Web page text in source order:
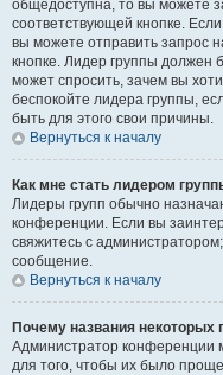
общедоступна, то вы можете
соответствующей кнопке.
вы можете отправить запрос
кнопке. Лидер группы должен
может спросить, зачем вы
беспокойте лидера группы,
быть для этого свои причины.
Вернуться к началу
Как мне стать лидером
Лидеры групп обычно
конференции. Если вы
свяжитесь с
сообщение.
Вернуться к началу
Почему названия некоторых
Администратор конференции
для того, чтобы их было проще